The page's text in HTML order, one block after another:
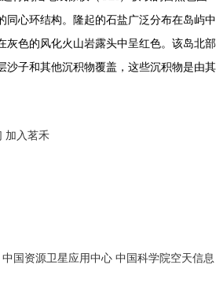
同心环结构。隆起的石盐广泛分布在岛屿中
灰色的风化火山岩露头中呈红色。该岛北部
沙子和其他沉积物覆盖，这些沉积物是由其
加入茗禾
中国资源卫星应用中心 中国科学院空天信息